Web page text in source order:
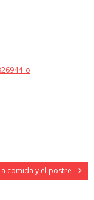
comida y el postre